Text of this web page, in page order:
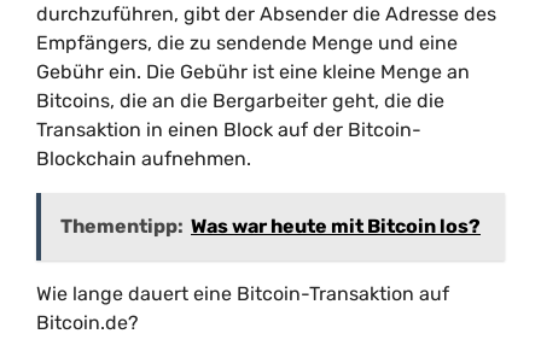
durchzuführen, gibt der Absender die Adresse des
Empfängers, die zu sendende Menge und eine
Gebühr ein. Die Gebühr ist eine kleine Menge an
Bitcoins, die an die Bergarbeiter geht, die die
Transaktion in einen Block auf der Bitcoin-
Blockchain aufnehmen.
Thementipp: Was war heute mit Bitcoin los?
Wie lange dauert eine Bitcoin-Transaktion auf
Bitcoin.de?